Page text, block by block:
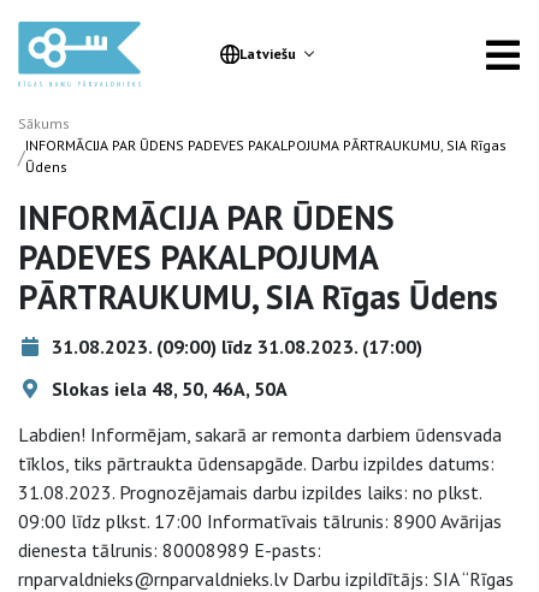
Latviešu
Sākums
/INFORMĀCIJA PAR ŪDENS PADEVES PAKALPOJUMA PĀRTRAUKUMU, SIA Rīgas
Ūdens
INFORMĀCIJA PAR ŪDENS
PADEVES PAKALPOJUMA
PĀRTRAUKUMU, SIA Rīgas Ūdens
31.08.2023. (09:00) līdz 31.08.2023. (17:00)
Slokas iela 48, 50, 46A, 50A
Labdien! Informējam, sakarā ar remonta darbiem ūdensvada
tīklos, tiks pārtraukta ūdensapgāde. Darbu izpildes datums:
31.08.2023. Prognozējamais darbu izpildes laiks: no plkst.
09:00 līdz plkst. 17:00 Informatīvais tālrunis: 8900 Avārijas
dienesta tālrunis: 80008989 E-pasts:
rnparvaldnieks@rnparvaldnieks.lv Darbu izpildītājs: SIA “Rīgas